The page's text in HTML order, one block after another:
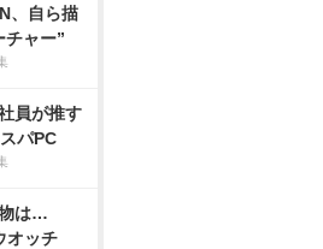
、自ら描
チャー”
員が推す
パPC
は…
オッチ